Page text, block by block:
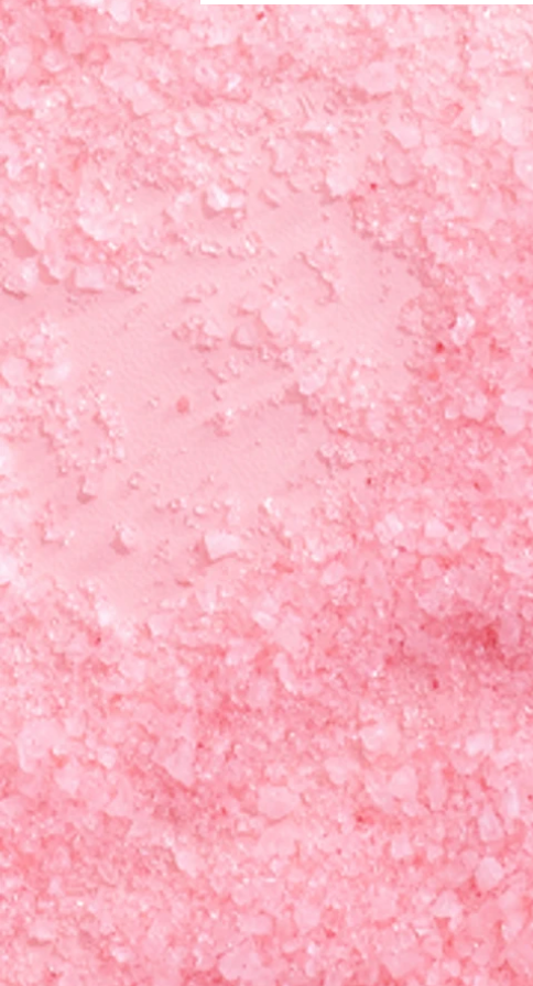
人間関係にも影響することがあり
ます。 たとえば、距離感の取り
方、境界線（どこまで踏み込んで
よいか）の感覚、信頼の築き方な
どです。 幼少期から自分の意思
より周囲の期待を優先せざるを得
なかった場合、人との関わり方を
学ぶ機会が十分ではなかったと感
じる人も